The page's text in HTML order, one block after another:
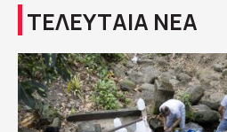
ΤΕΛΕΥΤΑΙΑ ΝΕΑ